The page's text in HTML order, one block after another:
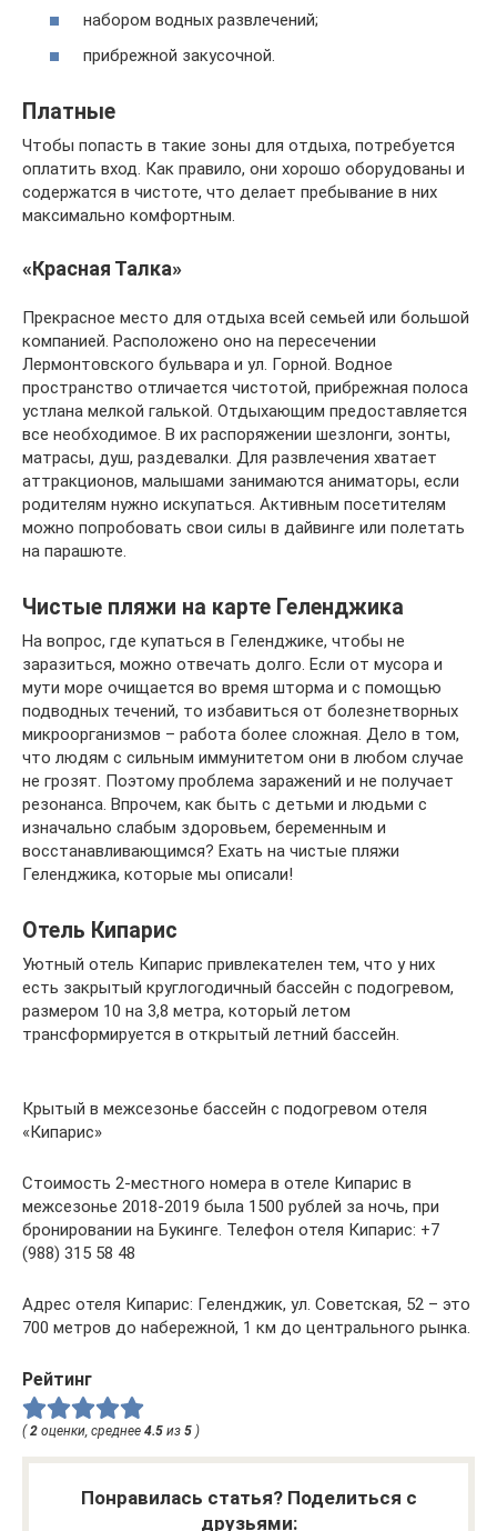
набором водных развлечений;
прибрежной закусочной.
Платные
Чтобы попасть в такие зоны для отдыха, потребуется
оплатить вход. Как правило, они хорошо оборудованы и
содержатся в чистоте, что делает пребывание в них
максимально комфортным.
«Красная Талка»
Прекрасное место для отдыха всей семьей или большой
компанией. Расположено оно на пересечении
Лермонтовского бульвара и ул. Горной. Водное
пространство отличается чистотой, прибрежная полоса
устлана мелкой галькой. Отдыхающим предоставляется
все необходимое. В их распоряжении шезлонги, зонты,
матрасы, душ, раздевалки. Для развлечения хватает
аттракционов, малышами занимаются аниматоры, если
родителям нужно искупаться. Активным посетителям
можно попробовать свои силы в дайвинге или полетать
на парашюте.
Чистые пляжи на карте Геленджика
На вопрос, где купаться в Геленджике, чтобы не
заразиться, можно отвечать долго. Если от мусора и
мути море очищается во время шторма и с помощью
подводных течений, то избавиться от болезнетворных
микроорганизмов – работа более сложная. Дело в том,
что людям с сильным иммунитетом они в любом случае
не грозят. Поэтому проблема заражений и не получает
резонанса. Впрочем, как быть с детьми и людьми с
изначально слабым здоровьем, беременным и
восстанавливающимся? Ехать на чистые пляжи
Геленджика, которые мы описали!
Отель Кипарис
Уютный отель Кипарис привлекателен тем, что у них
есть закрытый круглогодичный бассейн с подогревом,
размером 10 на 3,8 метра, который летом
трансформируется в открытый летний бассейн.
Крытый в межсезонье бассейн с подогревом отеля
«Кипарис»
Стоимость 2-местного номера в отеле Кипарис в
межсезонье 2018-2019 была 1500 рублей за ночь, при
бронировании на Букинге. Телефон отеля Кипарис: +7
(988) 315 58 48
Адрес отеля Кипарис: Геленджик, ул. Советская, 52 – это
700 метров до набережной, 1 км до центрального рынка.
Рейтинг
( 2 оценки, среднее 4.5 из 5 )
Понравилась статья? Поделиться с
друзьями: